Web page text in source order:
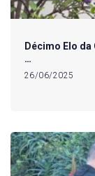
Décimo Elo da
…
26/06/2025